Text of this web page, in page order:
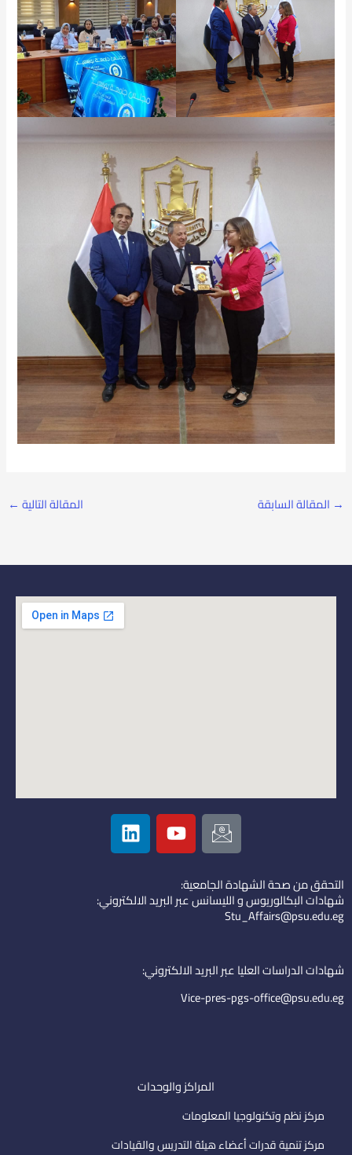
→ المقالة السابقة المقالة التالية ←
I
c
o
n
-
e
i
l
Y
o
u
u
b
L
i
n
e
d
التحقق من صحة الشهادة الجامعية:
شهادات البكالوريوس و الليسانس عبر البريد الالكتروني:
Stu_Affairs@psu.edu.eg
شهادات الدراسات العليا عبر البريد الالكتروني:
Vice-pres-pgs-office@psu.edu.eg
المراكز والوحدات
مركز نظم وتكنولوجيا المعلومات
مركز تنمية قدرات أعضاء هيئة التدريس والقيادات